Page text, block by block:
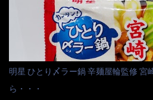
へ内容物を全て移すのと同時に、ス
させる。 箸で麺から移動させ、具と
りました。 良い感じではないか！
カップの壁面に残っていたので、ぜ
トカップへ。 まずは麺を見ると、カ
打ちで縮れてます。 ■蒙古タンメン中
は、やはり太く平打ちですが麺の厚み
品揃えも上じゃん！ だって話題性の
うが無いじゃん！ 日本で話題性が無
ぇ～ 袋麺と云えば【サッポロ一番】
に革新的な袋麺が出た！ それは『マ
品！！ 生麺感覚～と大御所俳優の役
有名になりTOPに・・・その後ライ
がリリース！つまり今回の【日清のラ
明星 ひとり〆ラー鍋 辛麺屋輪監修 宮
ら・・・